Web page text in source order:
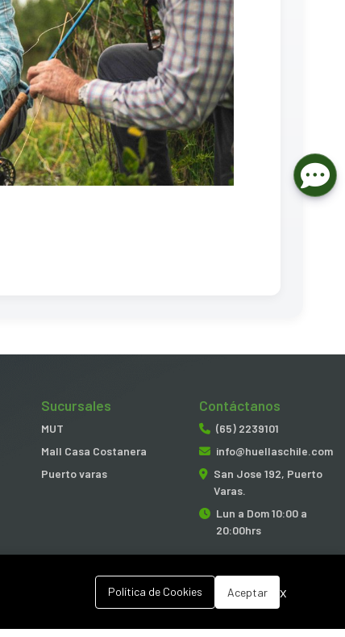
Sucursales
MUT
Mall Casa Costanera
Puerto varas
Contáctanos
(65) 2239101
info@huellaschile.com
San Jose 192, Puerto
Varas.
Lun a Dom 10:00 a
20:00hrs
Política de Cookies Aceptar x